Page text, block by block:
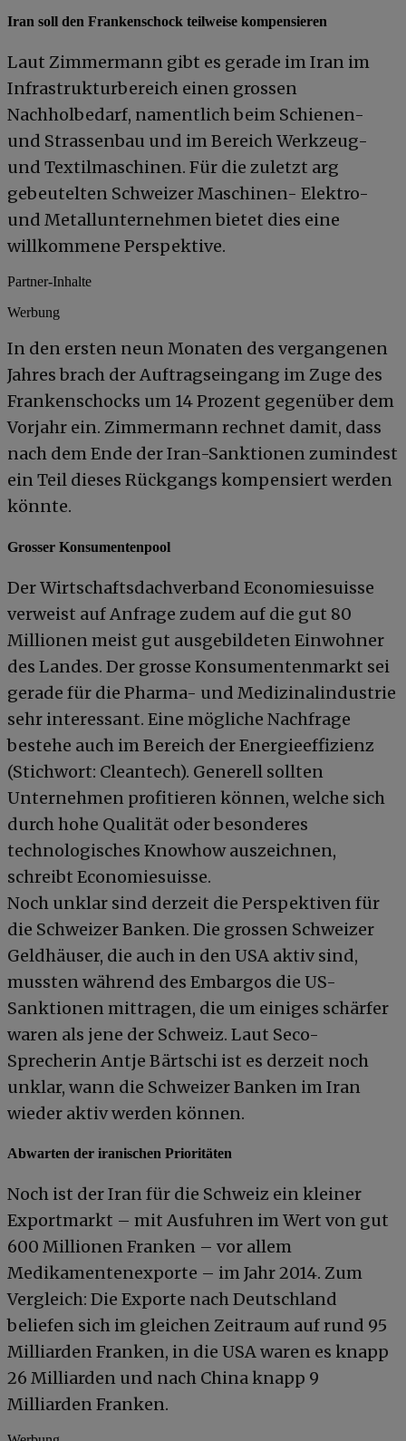
Iran soll den Frankenschock teilweise kompensieren
Laut Zimmermann gibt es gerade im Iran im
Infrastrukturbereich einen grossen
Nachholbedarf, namentlich beim Schienen-
und Strassenbau und im Bereich Werkzeug-
und Textilmaschinen. Für die zuletzt arg
gebeutelten Schweizer Maschinen- Elektro-
und Metallunternehmen bietet dies eine
willkommene Perspektive.
Partner-Inhalte
Werbung
In den ersten neun Monaten des vergangenen
Jahres brach der Auftragseingang im Zuge des
Frankenschocks um 14 Prozent gegenüber dem
Vorjahr ein. Zimmermann rechnet damit, dass
nach dem Ende der Iran-Sanktionen zumindest
ein Teil dieses Rückgangs kompensiert werden
könnte.
Grosser Konsumentenpool
Der Wirtschaftsdachverband Economiesuisse
verweist auf Anfrage zudem auf die gut 80
Millionen meist gut ausgebildeten Einwohner
des Landes. Der grosse Konsumentenmarkt sei
gerade für die Pharma- und Medizinalindustrie
sehr interessant. Eine mögliche Nachfrage
bestehe auch im Bereich der Energieeffizienz
(Stichwort: Cleantech). Generell sollten
Unternehmen profitieren können, welche sich
durch hohe Qualität oder besonderes
technologisches Knowhow auszeichnen,
schreibt Economiesuisse.
Noch unklar sind derzeit die Perspektiven für
die Schweizer Banken. Die grossen Schweizer
Geldhäuser, die auch in den USA aktiv sind,
mussten während des Embargos die US-
Sanktionen mittragen, die um einiges schärfer
waren als jene der Schweiz. Laut Seco-
Sprecherin Antje Bärtschi ist es derzeit noch
unklar, wann die Schweizer Banken im Iran
wieder aktiv werden können.
Abwarten der iranischen Prioritäten
Noch ist der Iran für die Schweiz ein kleiner
Exportmarkt – mit Ausfuhren im Wert von gut
600 Millionen Franken – vor allem
Medikamentenexporte – im Jahr 2014. Zum
Vergleich: Die Exporte nach Deutschland
beliefen sich im gleichen Zeitraum auf rund 95
Milliarden Franken, in die USA waren es knapp
26 Milliarden und nach China knapp 9
Milliarden Franken.